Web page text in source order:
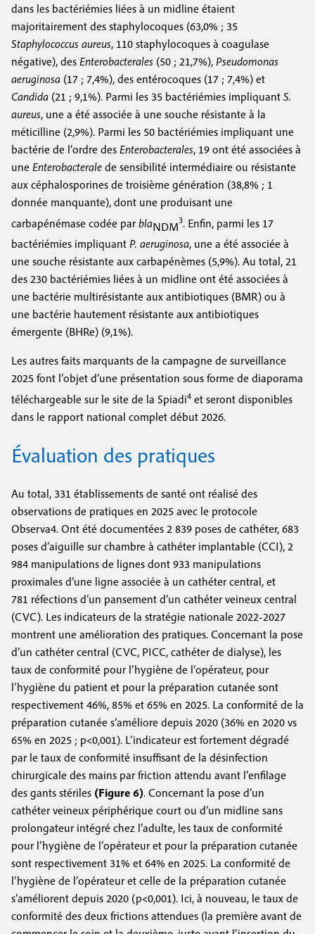
dans les bactériémies liées à un midline étaient
majoritairement des staphylocoques (63,0% ; 35
Staphylococcus aureus, 110 staphylocoques à coagulase
négative), des Enterobacterales (50 ; 21,7%), Pseudomonas
aeruginosa (17 ; 7,4%), des entérocoques (17 ; 7,4%) et
Candida (21 ; 9,1%). Parmi les 35 bactériémies impliquant S.
aureus, une a été associée à une souche résistante à la
méticilline (2,9%). Parmi les 50 bactériémies impliquant une
bactérie de l’ordre des Enterobacterales, 19 ont été associées à
une Enterobacterale de sensibilité intermédiaire ou résistante
aux céphalosporines de troisième génération (38,8% ; 1
donnée manquante), dont une produisant une
carbapénémase codée parblaNDM3. Enfin, parmi les 17
bactériémies impliquant P. aeruginosa, une a été associée à
une souche résistante aux carbapénèmes (5,9%). Au total, 21
des 230 bactériémies liées à un midline ont été associées à
une bactérie multirésistante aux antibiotiques (BMR) ou à
une bactérie hautement résistante aux antibiotiques
émergente (BHRe) (9,1%).
Les autres faits marquants de la campagne de surveillance
2025 font l’objet d’une présentation sous forme de diaporama
téléchargeable sur le site de la Spiadi4 et seront disponibles
dans le rapport national complet début 2026.
Évaluation des pratiques
Au total, 331 établissements de santé ont réalisé des
observations de pratiques en 2025 avec le protocole
Observa4. Ont été documentées 2 839 poses de cathéter, 683
poses d’aiguille sur chambre à cathéter implantable (CCI), 2
984 manipulations de lignes dont 933 manipulations
proximales d’une ligne associée à un cathéter central, et
781 réfections d’un pansement d’un cathéter veineux central
(CVC). Les indicateurs de la stratégie nationale 2022-2027
montrent une amélioration des pratiques. Concernant la pose
d’un cathéter central (CVC, PICC, cathéter de dialyse), les
taux de conformité pour l’hygiène de l’opérateur, pour
l’hygiène du patient et pour la préparation cutanée sont
respectivement 46%, 85% et 65% en 2025. La conformité de la
préparation cutanée s’améliore depuis 2020 (36% en 2020 vs
65% en 2025 ; p<0,001). L’indicateur est fortement dégradé
par le taux de conformité insuffisant de la désinfection
chirurgicale des mains par friction attendu avant l’enfilage
des gants stériles (Figure 6). Concernant la pose d’un
cathéter veineux périphérique court ou d’un midline sans
prolongateur intégré chez l’adulte, les taux de conformité
pour l’hygiène de l’opérateur et pour la préparation cutanée
sont respectivement 31% et 64% en 2025. La conformité de
l’hygiène de l’opérateur et celle de la préparation cutanée
s’améliorent depuis 2020 (p<0,001). Ici, à nouveau, le taux de
conformité des deux frictions attendues (la première avant de